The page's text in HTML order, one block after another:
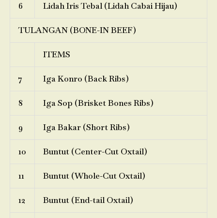
6 Lidah Iris Tebal (Lidah Cabai Hijau)
TULANGAN (BONE-IN BEEF)
ITEMS
7 Iga Konro (Back Ribs)
8 Iga Sop (Brisket Bones Ribs)
9 Iga Bakar (Short Ribs)
10 Buntut (Center-Cut Oxtail)
11 Buntut (Whole-Cut Oxtail)
12 Buntut (End-tail Oxtail)